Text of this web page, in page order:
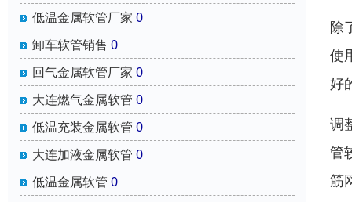
低温金属软管厂家 0
卸车软管销售 0
回气金属软管厂家 0
大连燃气金属软管 0
低温充装金属软管 0
大连加液金属软管 0
低温金属软管 0
除
使
好
调
管
筋